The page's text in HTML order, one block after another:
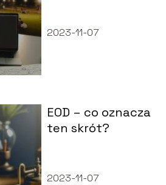
2023-11-07
EOD – co oznacza
ten skrót?
2023-11-07